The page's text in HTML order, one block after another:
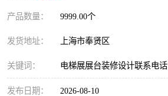
产品数量： 9999.00个
发货地址： 上海市奉贤区
关键词： 电梯展展台装修设计联系电话
发布日期： 2026-08-10